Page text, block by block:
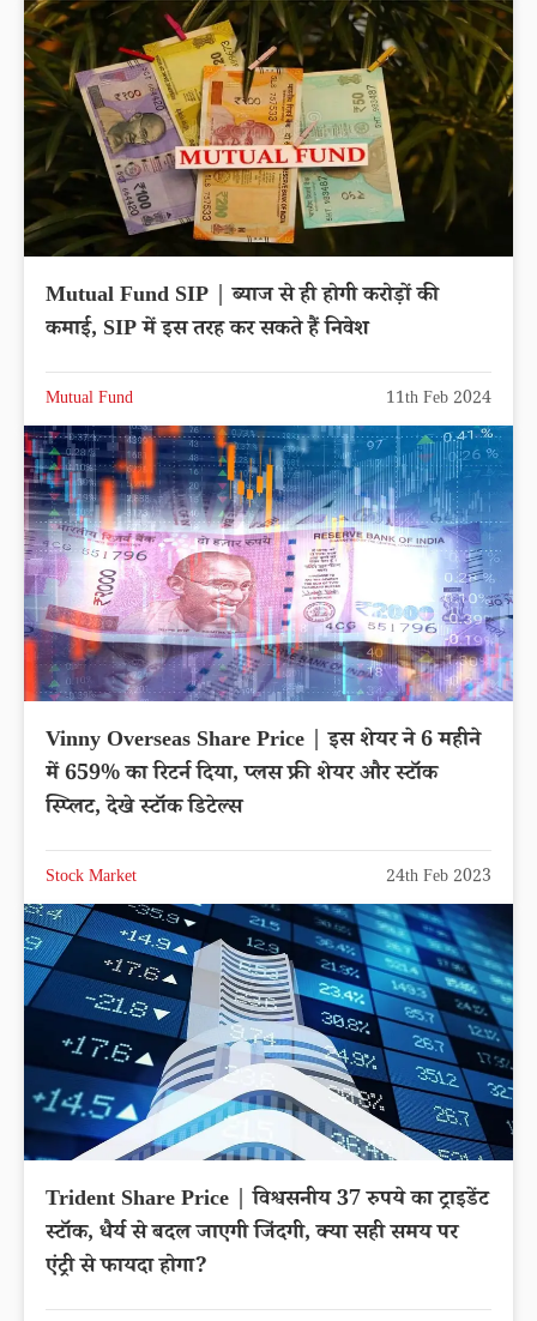
Mutual Fund SIP | ब्याज से ही होगी करोड़ों की
कमाई, SIP में इस तरह कर सकते हैं निवेश
Mutual Fund 11th Feb 2024
Vinny Overseas Share Price | इस शेयर ने 6 महीने
में 659% का रिटर्न दिया, प्लस फ्री शेयर और स्टॉक
स्प्लिट, देखे स्टॉक डिटेल्स
Stock Market 24th Feb 2023
Trident Share Price | विश्वसनीय 37 रुपये का ट्राइडेंट
स्टॉक, धैर्य से बदल जाएगी जिंदगी, क्या सही समय पर
एंट्री से फायदा होगा?